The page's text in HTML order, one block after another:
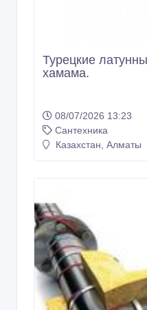
Турецкие
хамама.
08/07/2026 13:23
Сантехника
Казахстан, Алматы